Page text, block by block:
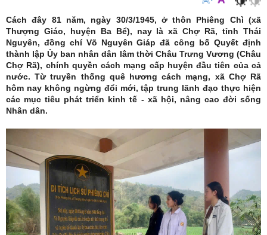
Cách đây 81 năm, ngày 30/3/1945, ở thôn Phiêng Chì (xã
Thượng Giáo, huyện Ba Bể), nay là xã Chợ Rã, tỉnh Thái
Nguyên, đồng chí Võ Nguyên Giáp đã công bố Quyết định
thành lập Ủy ban nhân dân lâm thời Châu Trưng Vương (Châu
Chợ Rã), chính quyền cách mạng cấp huyện đầu tiên của cả
nước. Từ truyền thống quê hương cách mạng, xã Chợ Rã
hôm nay không ngừng đổi mới, tập trung lãnh đạo thực hiện
các mục tiêu phát triển kinh tế - xã hội, nâng cao đời sống
Nhân dân.